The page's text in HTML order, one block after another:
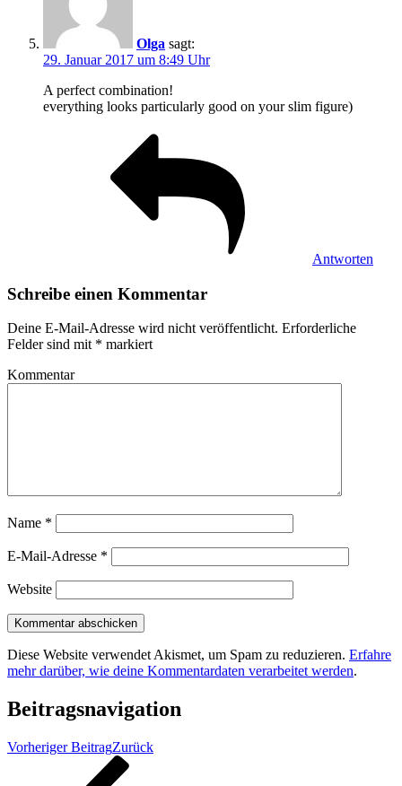
Olga sagt:
29. Januar 2017 um 8:49 Uhr
A perfect combination!
everything looks particularly good on your slim figure)
Antworten
Schreibe einen Kommentar
Deine E-Mail-Adresse wird nicht veröffentlicht. Erforderliche
Felder sind mit * markiert
Kommentar
Name *
E-Mail-Adresse *
Website
Diese Website verwendet Akismet, um Spam zu reduzieren. Erfahre
mehr darüber, wie deine Kommentardaten verarbeitet werden.
Beitragsnavigation
Vorheriger BeitragZurück